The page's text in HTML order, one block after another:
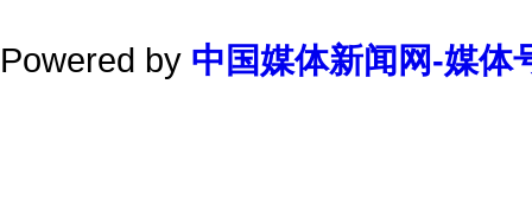
Powered by 中国媒体新闻网-媒体